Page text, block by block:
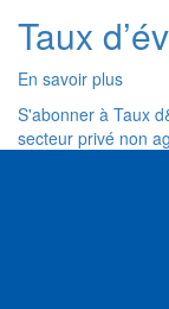
Taux
En savoir plus
Taux
des
S'abonner à Taux
secteur privé non